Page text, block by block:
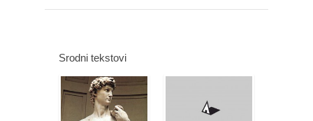
Srodni tekstovi